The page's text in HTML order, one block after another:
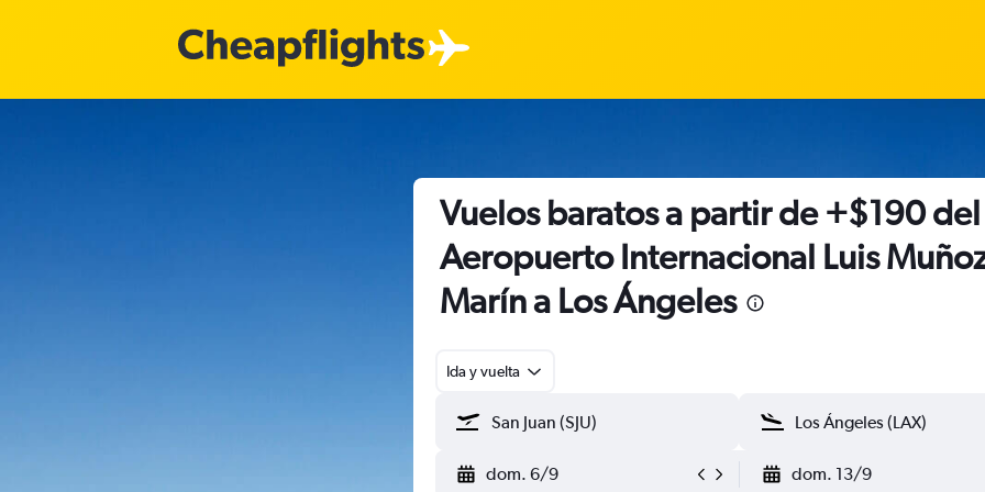
Vuelos baratos a partir de +$190 del
Aeropuerto Internacional Luis
Marín a Los Ángeles
Ida y vuelta
dom. 6/9 dom. 13/9